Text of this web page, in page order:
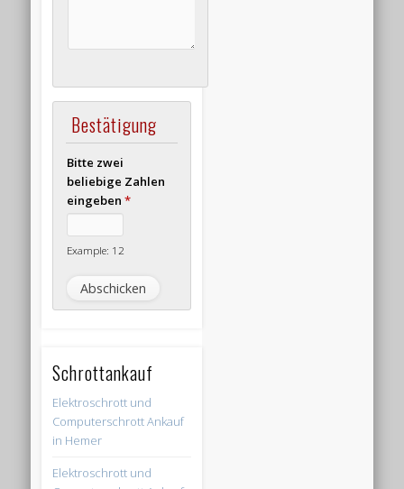
Bestätigung
Bitte zwei
beliebige Zahlen
eingeben*
Example: 12
Schrottankauf
Elektroschrott und
Computerschrott Ankauf
in Hemer
Elektroschrott und